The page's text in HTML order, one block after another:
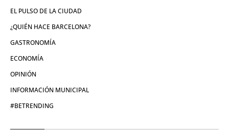
EL PULSO DE LA CIUDAD
¿QUIÉN HACE BARCELONA?
GASTRONOMÍA
ECONOMÍA
OPINIÓN
INFORMACIÓN MUNICIPAL
#BETRENDING